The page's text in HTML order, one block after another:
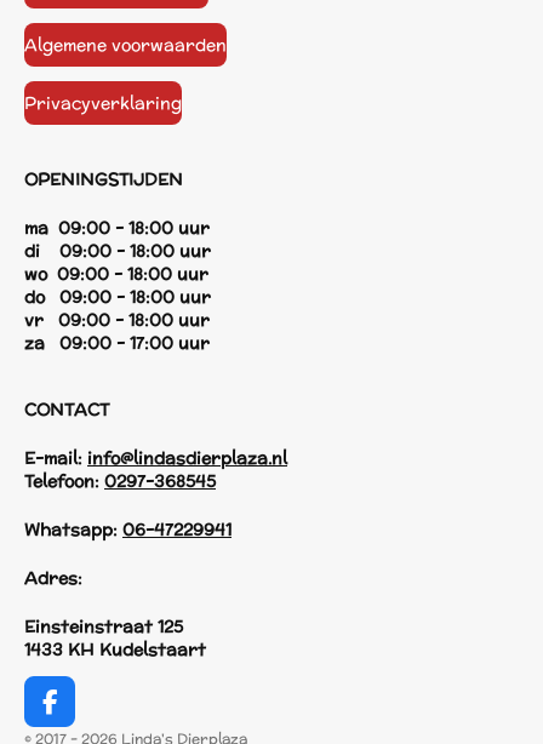
Algemene voorwaarden
Privacyverklaring
OPENINGSTIJDEN
ma 09:00 - 18:00 uur
di 09:00 - 18:00 uur
wo 09:00 - 18:00 uur
do 09:00 - 18:00 uur
vr 09:00 - 18:00 uur
za 09:00 - 17:00 uur
CONTACT
E-mail: info@lindasdierplaza.nl
Telefoon: 0297-368545
Whatsapp: 06-47229941
Adres:
Einsteinstraat 125
1433 KH Kudelstaart
F
a
© 2017 - 2026 Linda's Dierplaza